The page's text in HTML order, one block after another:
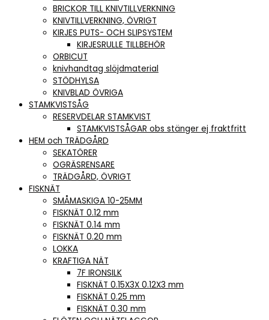
BRICKOR TILL KNIVTILLVERKNING
KNIVTILLVERKNING, ÖVRIGT
KIRJES PUTS- OCH SLIPSYSTEM
KIRJESRULLE TILLBEHÖR
ORBICUT
knivhandtag slöjdmaterial
STÖDHYLSA
KNIVBLAD ÖVRIGA
STAMKVISTSÅG
RESERVDELAR STAMKVIST
STAMKVISTSÅGAR obs stänger ej fraktfritt
HEM och TRÄDGÅRD
SEKATÖRER
OGRÄSRENSARE
TRÄDGÅRD, ÖVRIGT
FISKNÄT
SMÅMASKIGA 10-25MM
FISKNÄT 0.12 mm
FISKNÄT 0.14 mm
FISKNÄT 0.20 mm
LOKKA
KRAFTIGA NÄT
7F IRONSILK
FISKNÄT 0.15X3X 0.12X3 mm
FISKNÄT 0.25 mm
FISKNÄT 0.30 mm